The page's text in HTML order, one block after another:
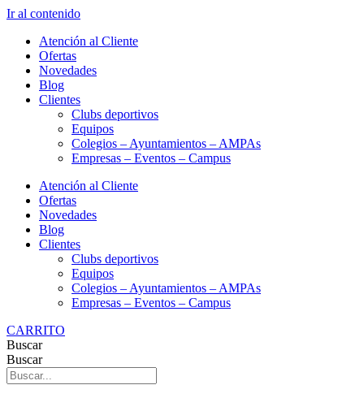
Ir al contenido
Atención al Cliente
Ofertas
Novedades
Blog
Clientes
Clubs deportivos
Equipos
Colegios – Ayuntamientos – AMPAs
Empresas – Eventos – Campus
Atención al Cliente
Ofertas
Novedades
Blog
Clientes
Clubs deportivos
Equipos
Colegios – Ayuntamientos – AMPAs
Empresas – Eventos – Campus
CARRITO
Buscar
Buscar